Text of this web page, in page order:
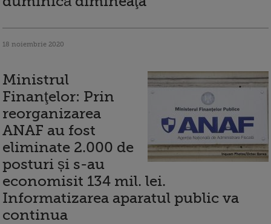
18 noiembrie 2020
Ministrul
Finanţelor: Prin
reorganizarea
ANAF au fost
eliminate 2.000 de
posturi și s-au
economisit 134 mil. lei.
Informatizarea aparatul public va
continua